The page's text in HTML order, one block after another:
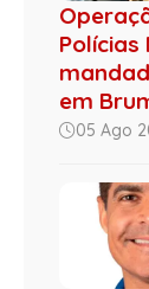
Polícias
em
05 Ago